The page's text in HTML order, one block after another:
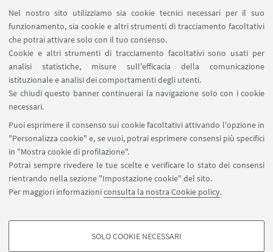
Nel nostro sito utilizziamo sia cookie tecnici necessari per il suo
funzionamento, sia cookie e altri strumenti di tracciamento facoltativi
che potrai attivare solo con il tuo consenso.
Cookie e altri strumenti di tracciamento facoltativi sono usati per
analisi statistiche, misure sull'efficacia della comunicazione
istituzionale e analisi dei comportamenti degli utenti.
Se chiudi questo banner continuerai la navigazione solo con i cookie
necessari.
Puoi esprimere il consenso sui cookie facoltativi attivando l'opzione in
"Personalizza cookie" e, se vuoi, potrai esprimere consensi più specifici
in "Mostra cookie di profilazione".
Potrai sempre rivedere le tue scelte e verificare lo stato dei consensi
rientrando nella sezione "Impostazione cookie" del sito.
Per maggiori informazioniconsulta la nostra Cookie policy.
COOKIE DI PROFILAZIONE - FACOLTATIVI
SOLO COOKIE NECESSARI
Tubingen), e si svolgerà nell'ambito delle attività
del Corso di Archeologia degli insediamenti
tardoantichi (prof.ssa Carla Sfameni)
DOCUMENTI
Locandina [ .pdf 292Kb ]
Seguici su: